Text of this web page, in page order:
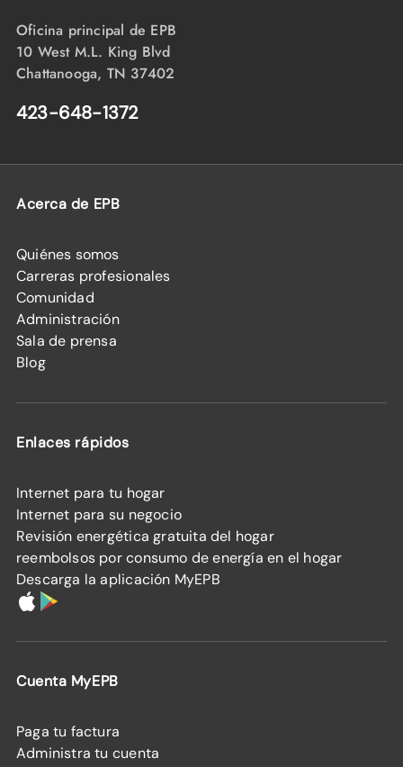
Oficina principal de EPB
10 West M.L. King Blvd
Chattanooga, TN 37402
423-648-1372
Acerca de EPB
Quiénes somos
Carreras profesionales
Comunidad
Administración
Sala de prensa
Blog
Enlaces rápidos
Internet para tu hogar
Internet para su negocio
Revisión energética gratuita del hogar
reembolsos por consumo de energía en el hogar
Descarga la aplicación MyEPB
Cuenta MyEPB
Paga tu factura
Administra tu cuenta